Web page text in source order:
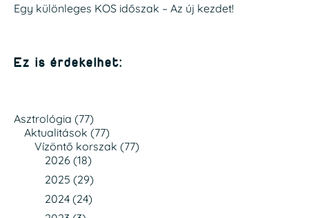
Egy különleges KOS időszak – Az új kezdet!
Ez is érdekelhet:
Asztrológia (77)
Aktualitások (77)
Vízöntő korszak (77)
2026 (18)
2025 (29)
2024 (24)